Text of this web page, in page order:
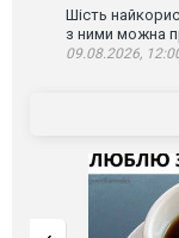
Шість
з ними можна
09.08.2026,